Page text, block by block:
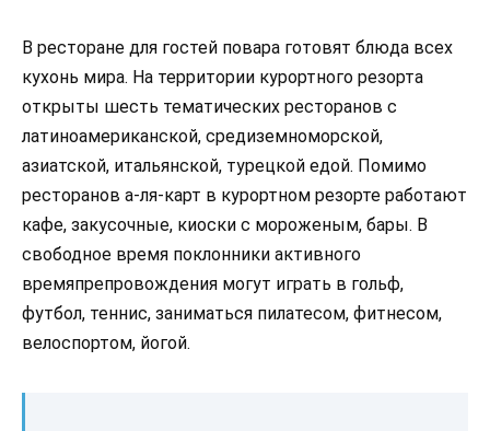
В ресторане для гостей повара готовят блюда всех
кухонь мира. На территории курортного резорта
открыты шесть тематических ресторанов с
латиноамериканской, средиземноморской,
азиатской, итальянской, турецкой едой. Помимо
ресторанов а-ля-карт в курортном резорте работают
кафе, закусочные, киоски с мороженым, бары. В
свободное время поклонники активного
времяпрепровождения могут играть в гольф,
футбол, теннис, заниматься пилатесом, фитнесом,
велоспортом, йогой.